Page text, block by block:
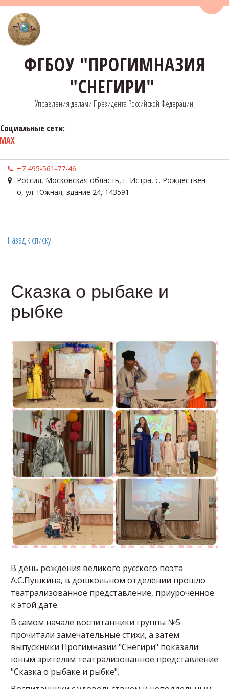
ФГБОУ "ПРОГИМНАЗИЯ
"СНЕГИРИ"
Управления делами Президента Российской Федерации
Социальные сети:
MAX
+7 495-561-77-46
Россия, Московская область, г. Истра, с. Рождествен
о, ул. Южная, здание 24, 143591
Назад к списку
Сказка о рыбаке и
рыбке
В день рождения великого русского поэта
А.С.Пушкина, в дошкольном отделении прошло
театрализованное представление, приуроченное
к этой дате.
В самом начале воспитанники группы №5
прочитали замечательные стихи, а затем
выпускники Прогимназии "Снегири" показали
юным зрителям театрализованное представление
"Сказка о рыбаке и рыбке".